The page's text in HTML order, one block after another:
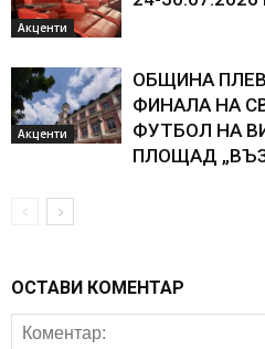
Акценти
Акценти
ОБЩИНА
ФИНАЛА НА
ФУТБОЛ НА
ПЛОЩАД
ОСТАВИ КОМЕНТАР